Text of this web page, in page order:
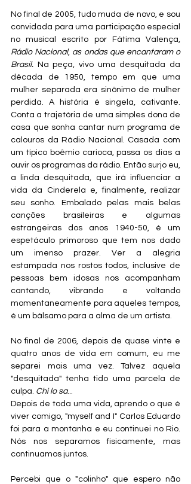
No final de 2005, tudo muda de novo, e sou
convidada para uma participação especial
Rádio Nacional, as ondas que encantaram o
Brasil. Na peça, vivo uma desquitada da
década de 1950, tempo em que uma
mulher separada era sinônimo de mulher
perdida. A história é singela, cativante.
Conta a trajetória de uma simples dona de
casa que sonha cantar num programa de
calouros da Rádio Nacional. Casada com
um típico boêmio carioca, passa os dias a
ouvir os programas da rádio. Então surjo eu,
a linda desquitada, que irá influenciar a
vida da Cinderela e, finalmente, realizar
seu sonho. Embalado pelas mais belas
canções brasileiras e algumas
estrangeiras dos anos 1940-50, é um
espetáculo primoroso que tem nos dado
um imenso prazer. Ver a alegria
estampada nos rostos todos, inclusive de
pessoas bem idosas nos acompanham
cantando, vibrando e voltando
momentaneamente para aqueles tempos,
é um bálsamo para a alma de um artista.
No final de 2006, depois de quase vinte e
quatro anos de vida em comum, eu me
separei mais uma vez. Talvez aquela
"desquitada" tenha tido uma parcela de
culpa. Chi lo sa...
Depois de toda uma vida, aprendo o que é
viver comigo, "myself and I" Carlos Eduardo
foi para a montanha e eu continuei no Rio.
Nós nos separamos fisicamente, mas
continuamos juntos.
Percebi que o "colinho" que espero não